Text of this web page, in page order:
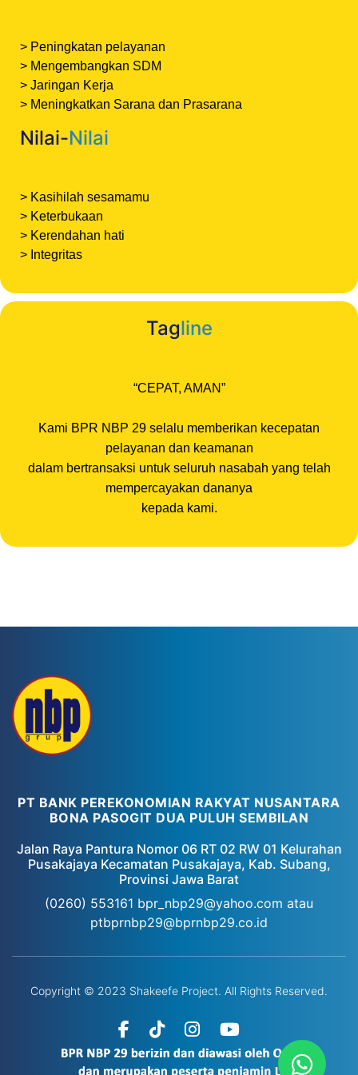
> Peningkatan pelayanan
> Mengembangkan SDM
> Jaringan Kerja
> Meningkatkan Sarana dan Prasarana
Nilai-Nilai
> Kasihilah sesamamu
> Keterbukaan
> Kerendahan hati
> Integritas
Tagline
“CEPAT, AMAN”
Kami BPR NBP 29 selalu memberikan kecepatan
pelayanan dan keamanan
dalam bertransaksi untuk seluruh nasabah yang telah
mempercayakan dananya
kepada kami.
PT BANK PEREKONOMIAN RAKYAT NUSANTARA
BONA PASOGIT DUA PULUH SEMBILAN
Jalan Raya Pantura Nomor 06 RT 02 RW 01 Kelurahan
Pusakajaya Kecamatan Pusakajaya, Kab. Subang,
Provinsi Jawa Barat
(0260) 553161 bpr_nbp29@yahoo.com atau
ptbprnbp29@bprnbp29.co.id
Copyright © 2023 Shakeefe Project. All Rights Reserved.